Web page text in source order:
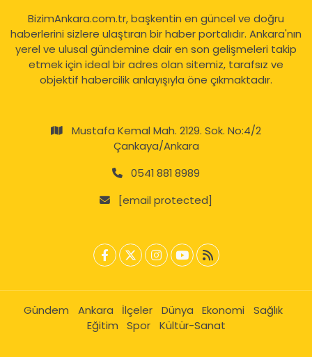
BizimAnkara.com.tr, başkentin en güncel ve doğru
haberlerini sizlere ulaştıran bir haber portalıdır. Ankara'nın
yerel ve ulusal gündemine dair en son gelişmeleri takip
etmek için ideal bir adres olan sitemiz, tarafsız ve
objektif habercilik anlayışıyla öne çıkmaktadır.
Mustafa Kemal Mah. 2129. Sok. No:4/2
Çankaya/Ankara
0541 881 8989
[email protected]
Gündem Ankara İlçeler Dünya Ekonomi
Sağlık
Eğitim
Spor Kültür-Sanat